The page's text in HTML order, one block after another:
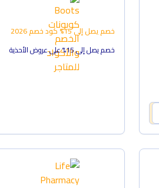
خصم يصل إلى 15% كود خصم2026
خصم يصل إلى 15% على عروض الأحذية